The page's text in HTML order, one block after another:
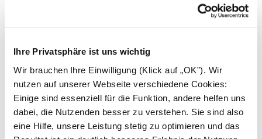
Ihre Privatsphäre ist uns wichtig
Wir brauchen Ihre Einwilligung (Klick auf „OK”). Wir
nutzen auf unserer Webseite verschiedene Cookies:
Einige sind essenziell für die Funktion, andere helfen uns
dabei, die Nutzenden besser zu verstehen. Sie sind also
eine Hilfe, unsere Leistung stetig zu optimieren und das